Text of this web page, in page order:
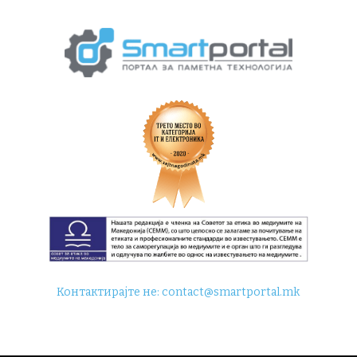
Контактирајте не:contact@smartportal.mk